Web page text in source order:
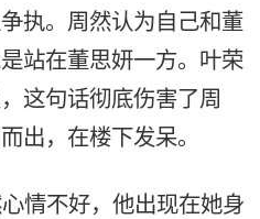
执。周然认为自己和董
站在董思妍一方。叶荣
这句话彻底伤害了周
出，在楼下发呆。
情不好，他出现在她身